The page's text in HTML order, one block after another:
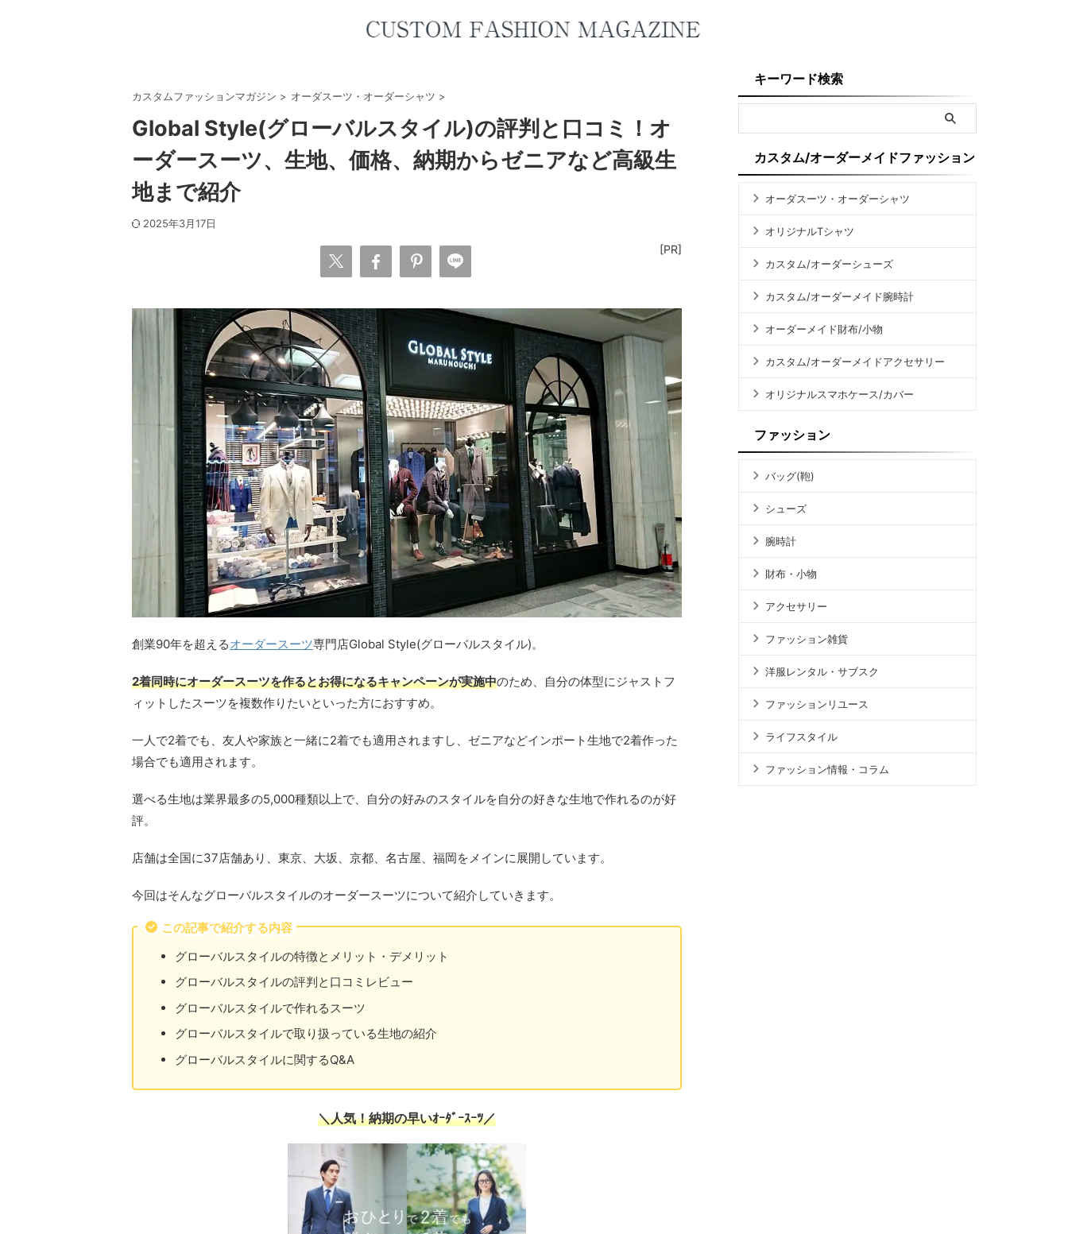
カスタムファッションマガジン > オーダスーツ・オーダーシャツ >
Global Style(グローバルスタイル)の評判と口コミ！オ
ーダースーツ、生地、価格、納期からゼニアなど高級生
地まで紹介
2025年3月17日
[PR]
創業90年を超えるオーダースーツ専門店Global Style(グローバルスタイル)。
2着同時にオーダースーツを作るとお得になるキャンペーンが実施中のため、自分の体型にジャストフ
ィットしたスーツを複数作りたいといった方におすすめ。
一人で2着でも、友人や家族と一緒に2着でも適用されますし、ゼニアなどインポート生地で2着作った
場合でも適用されます。
選べる生地は業界最多の5,000種類以上で、自分の好みのスタイルを自分の好きな生地で作れるのが好
評。
店舗は全国に37店舗あり、東京、大坂、京都、名古屋、福岡をメインに展開しています。
今回はそんなグローバルスタイルのオーダースーツについて紹介していきます。
この記事で紹介する内容
グローバルスタイルの特徴とメリット・デメリット
グローバルスタイルの評判と口コミレビュー
グローバルスタイルで作れるスーツ
グローバルスタイルで取り扱っている生地の紹介
グローバルスタイルに関するQ&A
＼人気！納期の早いｵｰﾀﾞｰｽｰﾂ／
キーワード検索
カスタム/オーダーメイドファッション
オーダスーツ・オーダーシャツ
オリジナルTシャツ
カスタム/オーダーシューズ
カスタム/オーダーメイド腕時計
オーダーメイド財布/小物
カスタム/オーダーメイドアクセサリー
オリジナルスマホケース/カバー
ファッション
バッグ(鞄)
シューズ
腕時計
財布・小物
アクセサリー
ファッション雑貨
洋服レンタル・サブスク
ファッションリユース
ライフスタイル
ファッション情報・コラム